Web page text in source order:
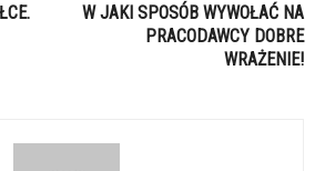
W JAKI SPOSÓB WYWOŁAĆ NA
PRACODAWCY DOBRE
WRAŻENIE!